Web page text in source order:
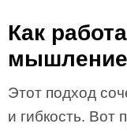
Как
мышление
Этот подход
и гибкость. Вот